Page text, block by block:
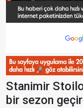
Stanimir
bir sezon